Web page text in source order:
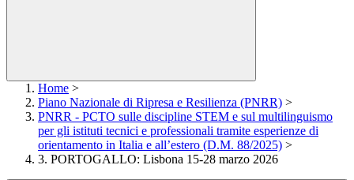
Home >
Piano Nazionale di Ripresa e Resilienza (PNRR) >
PNRR - PCTO sulle discipline STEM e sul multilinguismo
per gli istituti tecnici e professionali tramite esperienze di
orientamento in Italia e all’estero (D.M. 88/2025) >
3. PORTOGALLO: Lisbona 15-28 marzo 2026